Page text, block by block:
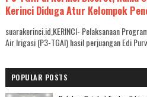
Kerinci Diduga Atur Kelompok
suarakerinci.id,KERINCI- Pelaksanaan
Air Irigasi (P3-TGAI) hasil perjuangan Edi
POPULAR POSTS